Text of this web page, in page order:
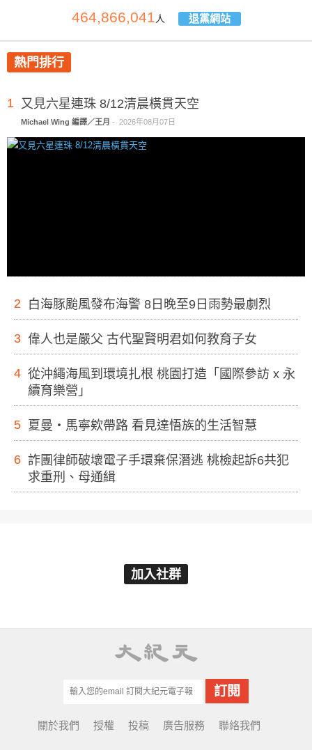
464,866,041人 退黨網站
熱門排行
1 又見六星連珠 8/12清晨橫貫天空
Michael Wing 編譯／王月 - 2026年08月07日
2 白海豚颱風發布海警 8日晚至9日雨勢最劇烈
3 偉人也是嚴父 古代聖賢明君如何教育子女
4 從沖繩海風到環境扎根 桃園打造「國際參訪 x 永
續育樂營」
5 夏曼・馬寧欸帶路 看見達悟族的生活智慧
6 詐團律師破壞電子手環棄保潛逃 桃檢起訴6共犯
求重刑、母通緝
加入社群
關於我們 授權 投稿 廣告服務 聯絡我們